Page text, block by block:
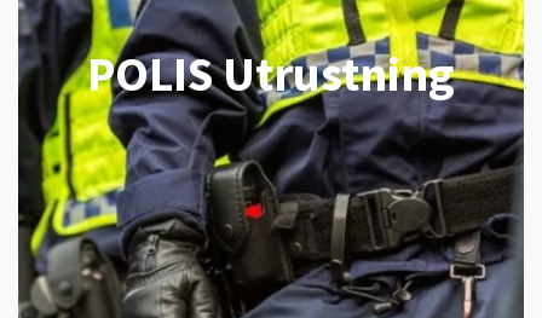
POLIS Utrustning